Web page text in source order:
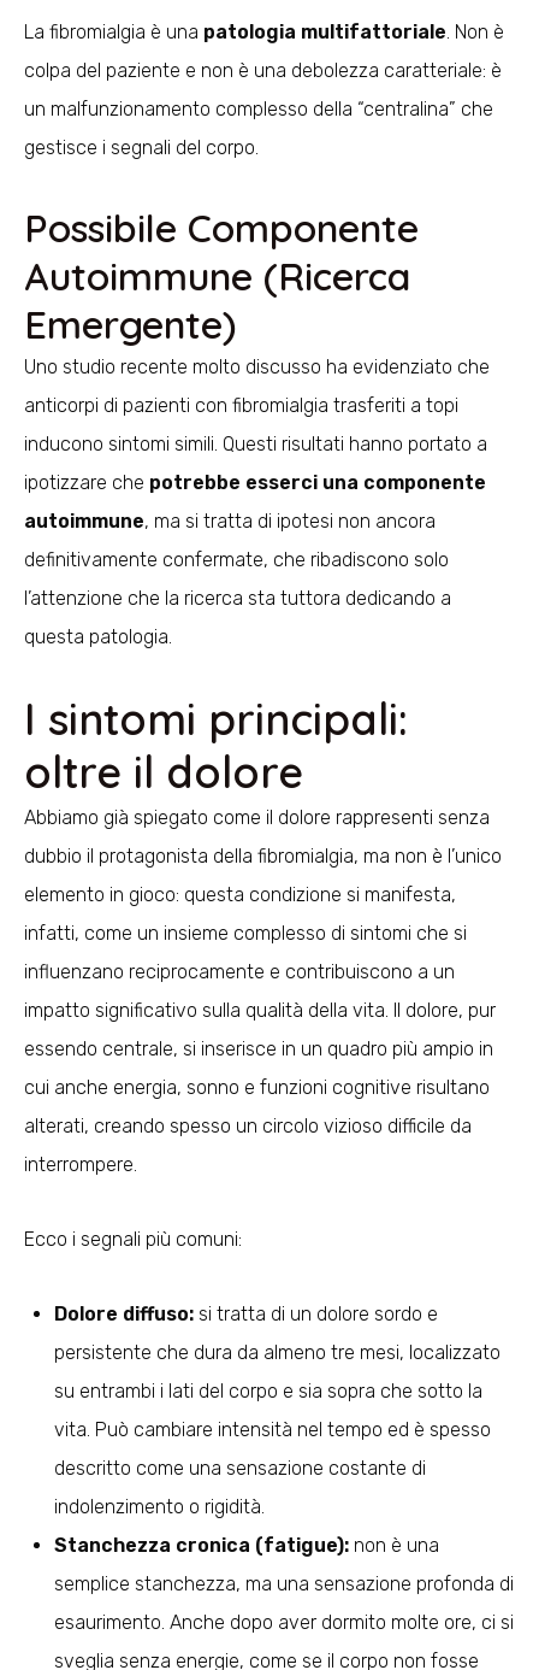
La fibromialgia è una patologia multifattoriale . Non è
colpa del paziente e non è una debolezza caratteriale: è
un malfunzionamento complesso della “centralina” che
gestisce i segnali del corpo.
Possibile Componente
Autoimmune (ricerca
Emergente)
Uno studio recente molto discusso ha evidenziato che
anticorpi di pazienti con fibromialgia trasferiti a topi
inducono sintomi simili. Questi risultati hanno portato a
ipotizzare che potrebbe esserci una componente
autoimmune, ma si tratta di ipotesi non ancora
definitivamente confermate, che ribadiscono solo
l’attenzione che la ricerca sta tuttora dedicando a
questa patologia.
I sintomi principali:
oltre il dolore
Abbiamo già spiegato come il dolore rappresenti senza
dubbio il protagonista della fibromialgia, ma non è l’unico
elemento in gioco: questa condizione si manifesta,
infatti, come un insieme complesso di sintomi che si
influenzano reciprocamente e contribuiscono a un
impatto significativo sulla qualità della vita. Il dolore, pur
essendo centrale, si inserisce in un quadro più ampio in
cui anche energia, sonno e funzioni cognitive risultano
alterati, creando spesso un circolo vizioso difficile da
interrompere.
Ecco i segnali più comuni:
Dolore diffuso: si tratta di un dolore sordo e
persistente che dura da almeno tre mesi, localizzato
su entrambi i lati del corpo e sia sopra che sotto la
vita. Può cambiare intensità nel tempo ed è spesso
descritto come una sensazione costante di
indolenzimento o rigidità.
Stanchezza cronica (fatigue): non è una
semplice stanchezza, ma una sensazione profonda di
esaurimento. Anche dopo aver dormito molte ore, ci si
sveglia senza energie, come se il corpo non fosse